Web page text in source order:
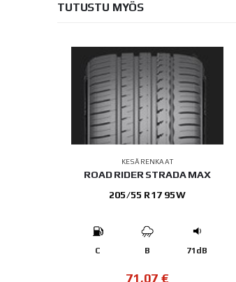
TUTUSTU MYÖS
KESÄRENKAAT
ROAD RIDER STRADA MAX
205/55 R17 95W
C B 71dB
71,07 €